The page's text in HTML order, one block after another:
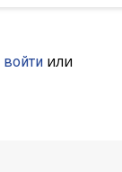
войти или